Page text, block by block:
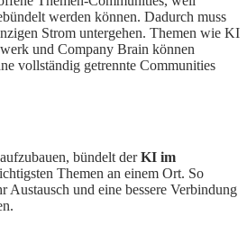
werden können. Dadurch muss
Strom untergehen. Themen wie KI
und Company Brain können
vollständig getrennte Communities
bündelt derKI im
Themen an einem Ort. So
Austausch und eine bessere Verbindung